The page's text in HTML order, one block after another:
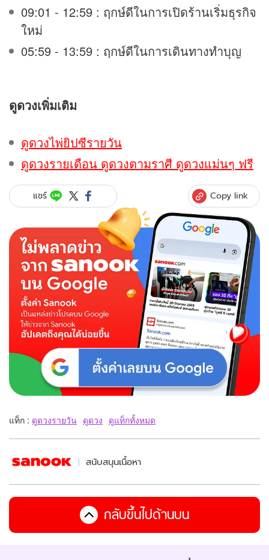
09:01 - 12:59 : ฤกษ์ดีในการเปิดร้านเริ่มธุรกิจ
ใหม่
05:59 - 13:59 : ฤกษ์ดีในการเดินทางทำบุญ
ดูดวงเพิ่มเติม
ดูดวงไพ่ยิปซีรายวัน
ดูดวงรายเดือน ดูดวงตามราศี ดูดวงแม่นๆ ฟรี
แชร์ Copy link
แท็ก : ดูดวงรายวัน ดูดวง ดูแท็กทั้งหมด
สนับสนุนเนื้อหา
กลับขึ้นไปด้านบน